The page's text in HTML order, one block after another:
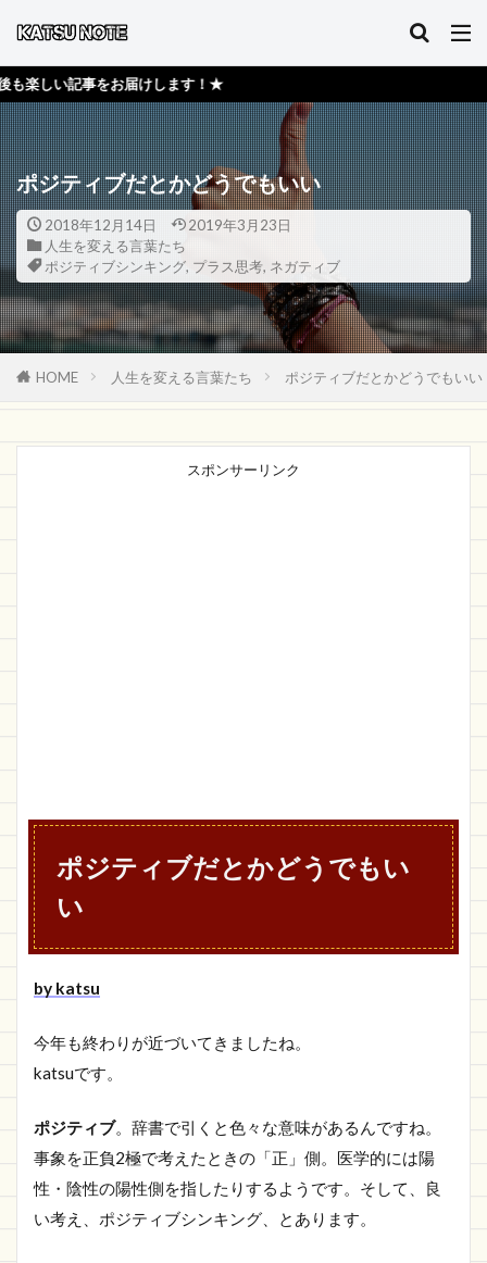
けします！★
ポジティブだとかどうでもいい
2018年12月14日
2019年3月23日
人生を変える言葉たち
ポジティブシンキング, プラス思考, ネガティブ
HOME 人生を変える言葉たち ポジティブだとかどうでもいい
スポンサーリンク
ポジティブだとかどうでもい
い
by katsu
今年も終わりが近づいてきましたね。
katsuです。
ポジティブ。辞書で引くと色々な意味があるんですね。
事象を正負2極で考えたときの「正」側。医学的には陽
性・陰性の陽性側を指したりするようです。そして、良
い考え、ポジティブシンキング、とあります。